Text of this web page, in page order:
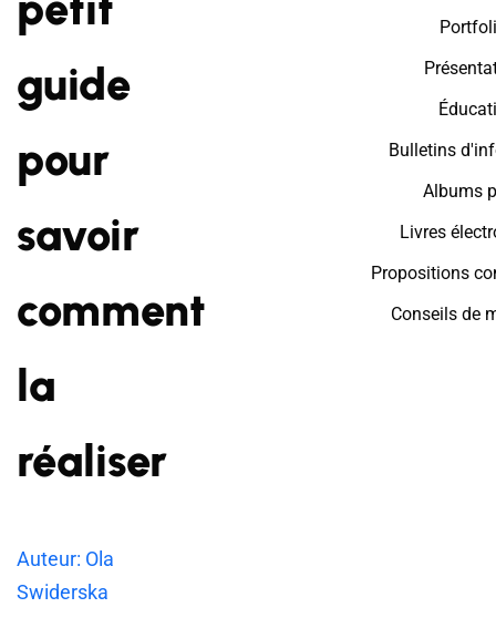
guide
pour
savoir
comment
la
réaliser
Auteur: Ola
Swiderska
Bulletins
Albums
Livres
Propositions
Conseils de